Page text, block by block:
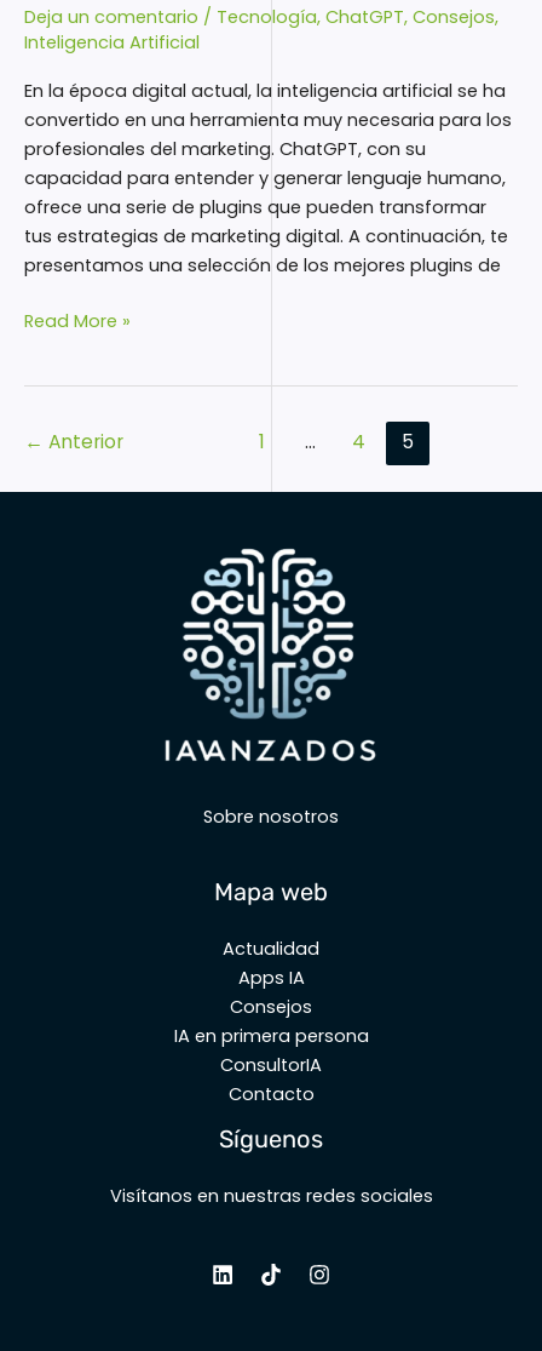
Deja un comentario / Tecnología, ChatGPT, Consejos,
Inteligencia Artificial
En la época digital actual, la inteligencia artificial se ha
convertido en una herramienta muy necesaria para los
profesionales del marketing. ChatGPT, con su
capacidad para entender y generar lenguaje humano,
ofrece una serie de plugins que pueden transformar
tus estrategias de marketing digital. A continuación, te
presentamos una selección de los mejores plugins de
Read More »
← Anterior 1 … 4 5
Sobre nosotros
Mapa web
Actualidad
Apps IA
Consejos
IA en primera persona
ConsultorIA
Contacto
Síguenos
Visítanos en nuestras redes sociales